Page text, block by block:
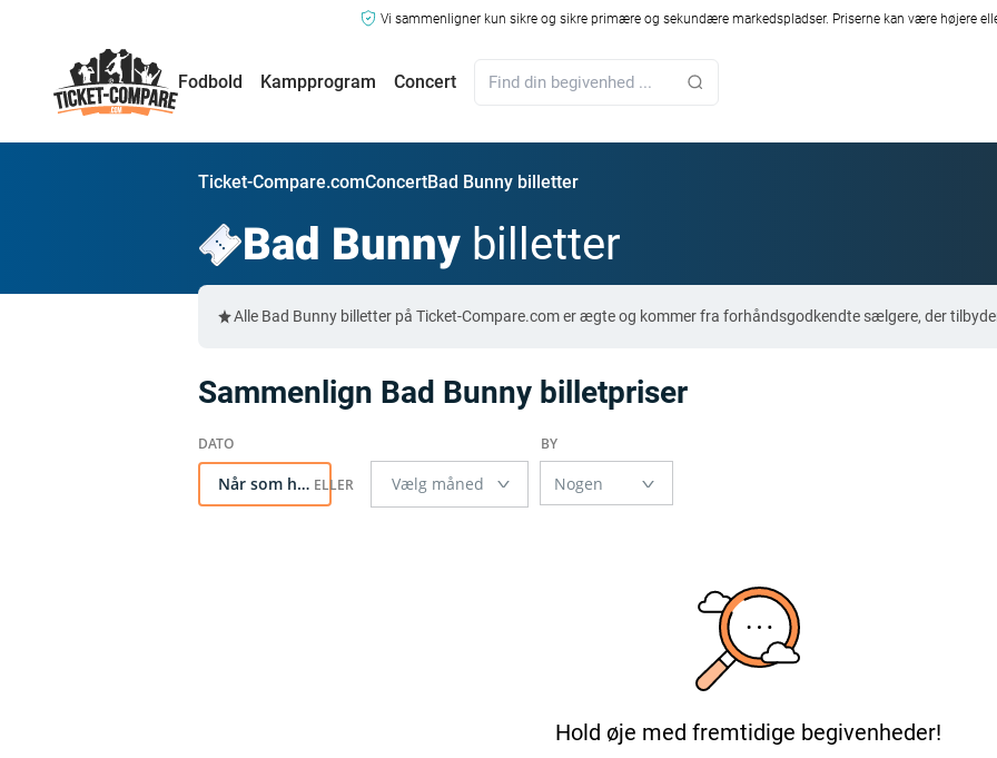
Vi sammenligner kun sikre og sikre primære og sekundære markedspladser. Priserne kan være højere
Fodbold Kampprogram Concert
Ticket-Compare.comConcertBad Bunny billetter
Bad Bunny billetter
Alle Bad Bunny billetter på Ticket-Compare.com er ægte og kommer fra forhåndsgodkendte sælgere, der
Sammenlign Bad Bunny billetpriser
Når som helst
Hold øje med fremtidige begivenheder!